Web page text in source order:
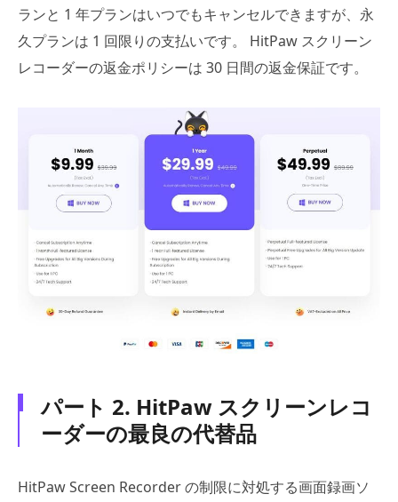
ランと 1 年プランはいつでもキャンセルできますが、永
久プランは 1 回限りの支払いです。 HitPaw スクリーン
レコーダーの返金ポリシーは 30 日間の返金保証です。
パート 2. HitPaw スクリーンレコ
ーダーの最良の代替品
HitPaw Screen Recorder の制限に対処する画面録画ソ